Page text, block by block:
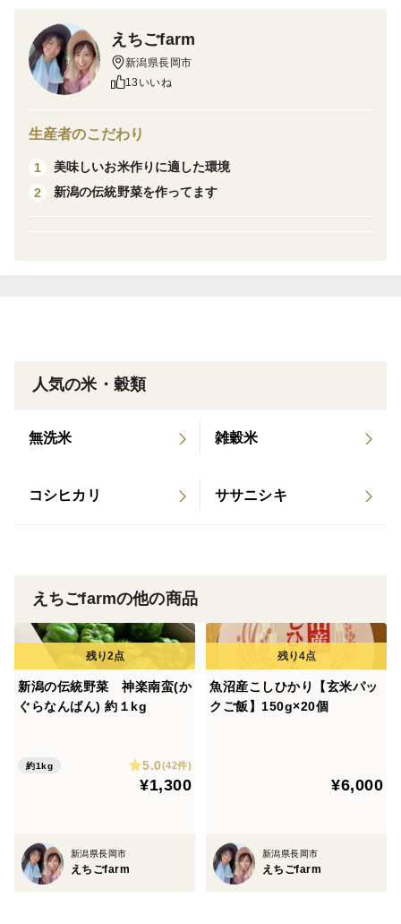
パックご飯では珍しい玄米で炊き上げました！
こしひかりの甘さはそのままに、玄米のプチっとモチっ
とした食感をお楽しみいただけます。
感じることもありません。
えちごfarm
新潟県長岡市
13いいね
生産者のこだわり
1
美味しいお米作りに適した環境
2
新潟の伝統野菜を作ってます
人気の米・穀類
無洗米 雑穀米
コシヒカリ ササニシキ
えちごfarmの他の商品
新潟の伝統野菜 神楽南蛮(か
ぐらなんばん) 約１kg
約1kg 5.0(42件)
¥1,300
新潟県長岡市
えちごfarm
魚沼産こしひかり【玄米パッ
クご飯】150g×20個
¥6,000
新潟県長岡市
えちごfarm